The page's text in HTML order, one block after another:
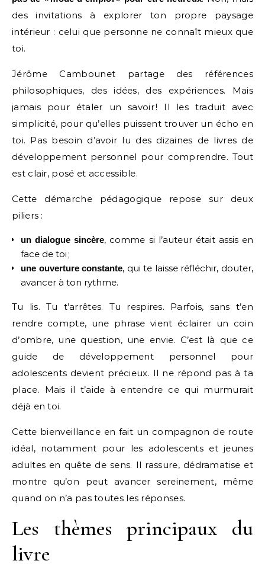
des invitations à explorer ton propre paysage
intérieur : celui que personne ne connaît mieux que
toi.
Jérôme Cambounet partage des références
philosophiques, des idées, des expériences. Mais
jamais pour étaler un savoir ! Il les traduit avec
simplicité, pour qu’elles puissent trouver un écho en
toi. Pas besoin d’avoir lu des dizaines de livres de
développement personnel pour comprendre. Tout
est clair, posé et accessible.
Cette démarche pédagogique repose sur deux
piliers :
un dialogue sincère, comme si l’auteur était assis en
face de toi ;
une ouverture constante, qui te laisse réfléchir, douter,
avancer à ton rythme.
Tu lis. Tu t’arrêtes. Tu respires. Parfois, sans t’en
rendre compte, une phrase vient éclairer un coin
d’ombre, une question, une envie. C’est là que ce
guide de développement personnel pour
adolescents devient précieux. Il ne répond pas à ta
place. Mais il t’aide à entendre ce qui murmurait
déjà en toi.
Cette bienveillance en fait un compagnon de route
idéal, notamment pour les adolescents et jeunes
adultes en quête de sens. Il rassure, dédramatise et
montre qu’on peut avancer sereinement, même
quand on n’a pas toutes les réponses.
Les thèmes principaux du
livre